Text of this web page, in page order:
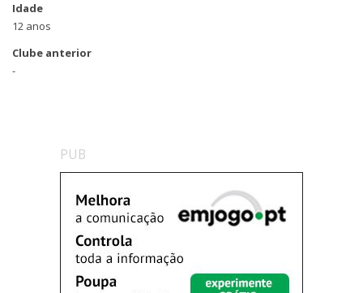
Idade
12 anos
Clube anterior
-
PUB